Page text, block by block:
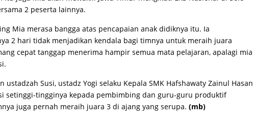
2 peserta lainnya.
Mia merasa bangga atas pencapaian anak didiknya itu. Ia
2 hari tidak menjadikan kendala bagi timnya untuk meraih juara
cepat tanggap menerima hampir semua mata pelajaran, apalagi mia
ustadzah Susi, ustadz Yogi selaku Kepala SMK Hafshawaty Zainul Hasan
setinggi-tingginya kepada pembimbing dan guru-guru produktif
juga pernah meraih juara 3 di ajang yang serupa. (mb)